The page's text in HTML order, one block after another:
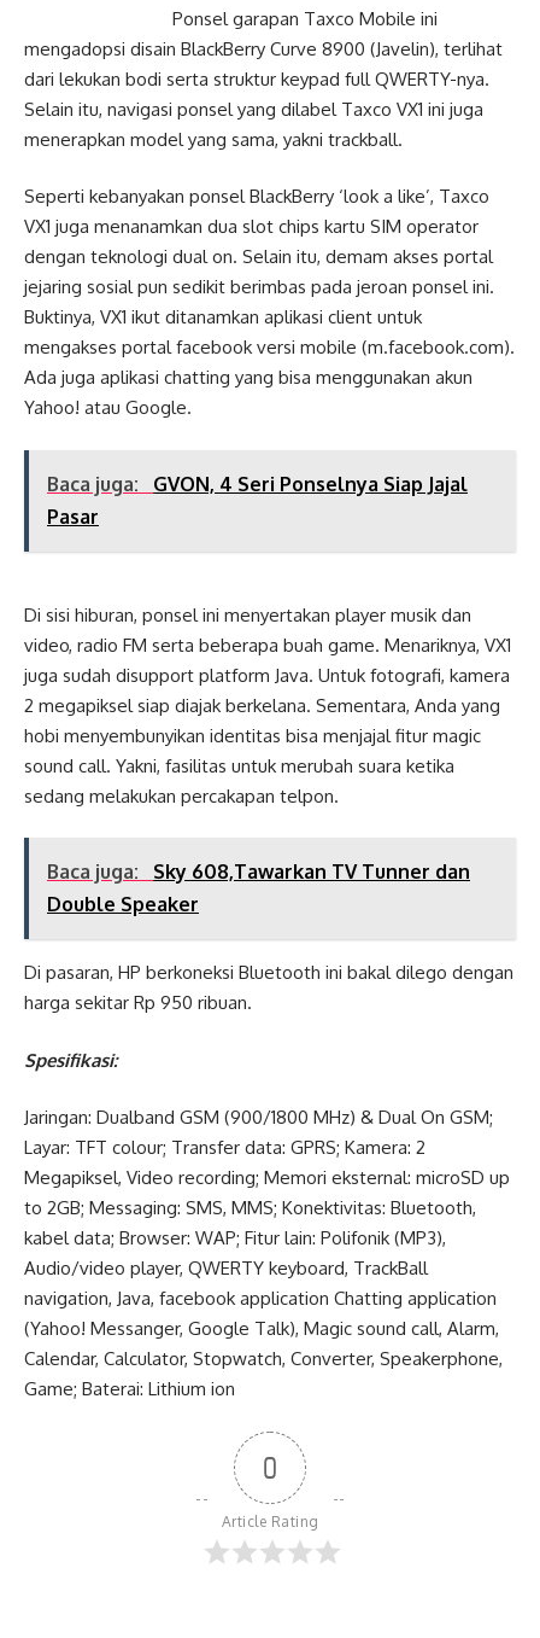
Ponsel garapan Taxco Mobile ini
mengadopsi disain BlackBerry Curve 8900 (Javelin), terlihat
dari lekukan bodi serta struktur keypad full QWERTY-nya.
Selain itu, navigasi ponsel yang dilabel Taxco VX1 ini juga
menerapkan model yang sama, yakni trackball.
Seperti kebanyakan ponsel BlackBerry ‘look a like’, Taxco
VX1 juga menanamkan dua slot chips kartu SIM operator
dengan teknologi dual on. Selain itu, demam akses portal
jejaring sosial pun sedikit berimbas pada jeroan ponsel ini.
Buktinya, VX1 ikut ditanamkan aplikasi client untuk
mengakses portal facebook versi mobile (m.facebook.com).
Ada juga aplikasi chatting yang bisa menggunakan akun
Yahoo! atau Google.
Baca juga:
GVON, 4 Seri Ponselnya Siap Jajal
Pasar
Di sisi hiburan, ponsel ini menyertakan player musik dan
video, radio FM serta beberapa buah game. Menariknya, VX1
juga sudah disupport platform Java. Untuk fotografi, kamera
2 megapiksel siap diajak berkelana. Sementara, Anda yang
hobi menyembunyikan identitas bisa menjajal fitur magic
sound call. Yakni, fasilitas untuk merubah suara ketika
sedang melakukan percakapan telpon.
Baca juga:
Sky 608,Tawarkan TV Tunner dan
Double Speaker
Di pasaran, HP berkoneksi Bluetooth ini bakal dilego dengan
harga sekitar Rp 950 ribuan.
Spesifikasi:
Jaringan: Dualband GSM (900/1800 MHz) & Dual On GSM;
Layar: TFT colour; Transfer data: GPRS; Kamera: 2
Megapiksel, Video recording; Memori eksternal: microSD up
to 2GB; Messaging: SMS, MMS; Konektivitas: Bluetooth,
kabel data; Browser: WAP; Fitur lain: Polifonik (MP3),
Audio/video player, QWERTY keyboard, TrackBall
navigation, Java, facebook application Chatting application
(Yahoo! Messanger, Google Talk), Magic sound call, Alarm,
Calendar, Calculator, Stopwatch, Converter, Speakerphone,
Game; Baterai: Lithium ion
0
Article Rating